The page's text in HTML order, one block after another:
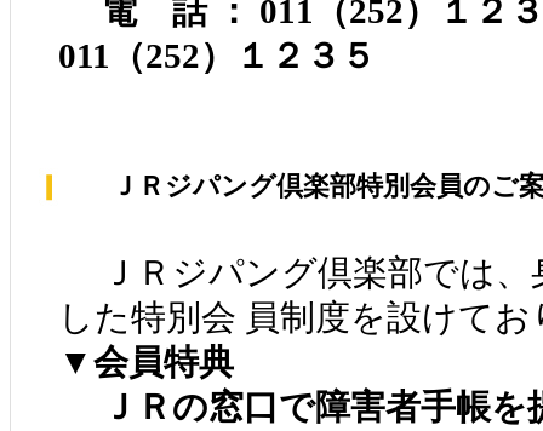
電 話 ： 011（252）１
011（252）１２３５
ＪＲジパング倶楽部特別会員のご
ＪＲジパング倶楽部では、
した特別会 員制度を設けて
▼会員特典
ＪＲの窓口で障害者手帳